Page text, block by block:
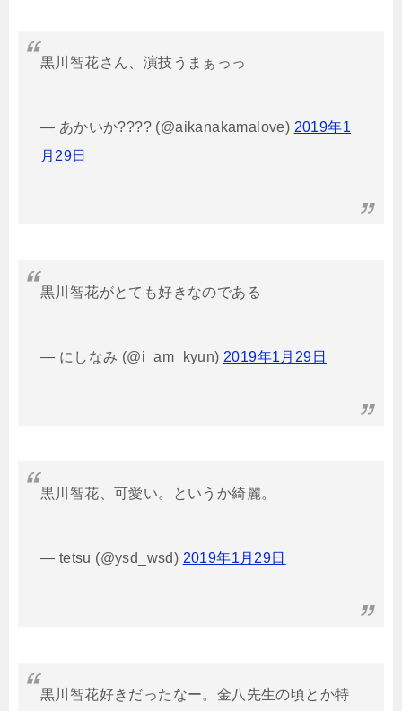
黒川智花さん、演技うまぁっっ
— あかいか???? (@aikanakamalove) 2019年1
月29日
黒川智花がとても好きなのである
— にしなみ (@i_am_kyun) 2019年1月29日
黒川智花、可愛い。というか綺麗。
— tetsu (@ysd_wsd) 2019年1月29日
黒川智花好きだったなー。金八先生の頃とか特